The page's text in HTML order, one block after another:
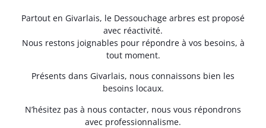
Partout en Givarlais, le Dessouchage arbres est proposé
avec réactivité.
Nous restons joignables pour répondre à vos besoins, à
tout moment.
Présents dans Givarlais, nous connaissons bien les
besoins locaux.
N’hésitez pas à nous contacter, nous vous répondrons
avec professionnalisme.